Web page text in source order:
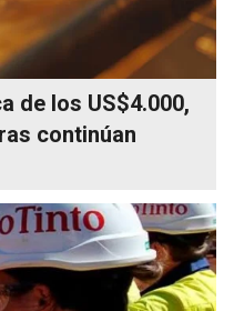
de los US$4.000,
continúan